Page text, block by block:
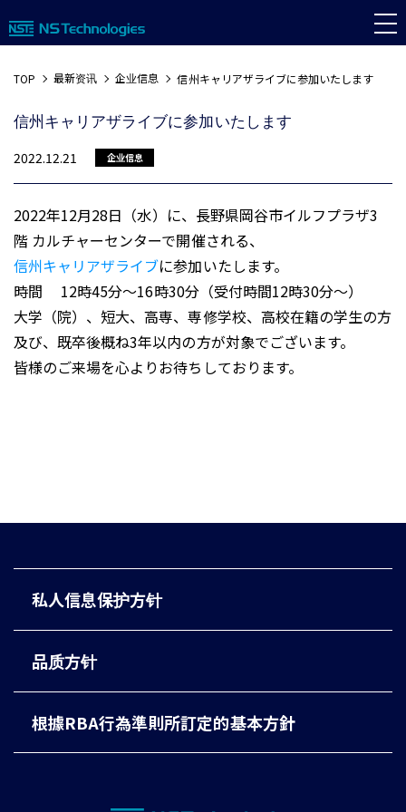
TOP 最新资讯 企业信息 信州キャリアザライブに参加いたします
信州キャリアザライブに参加いたします
2022.12.21
企业信息
2022年12月28日（水）に、長野県岡谷市イルフプラザ3
階 カルチャーセンターで開催される、
信州キャリアザライブに参加いたします。
時間 12時45分〜16時30分（受付時間12時30分～）
大学（院）、短大、高専、専修学校、高校在籍の学生の方
及び、既卒後概ね3年以内の方が対象でございます。
皆様のご来場を心よりお待ちしております。
私人信息保护方针
品质方针
根據RBA行為準則所訂定的基本方針